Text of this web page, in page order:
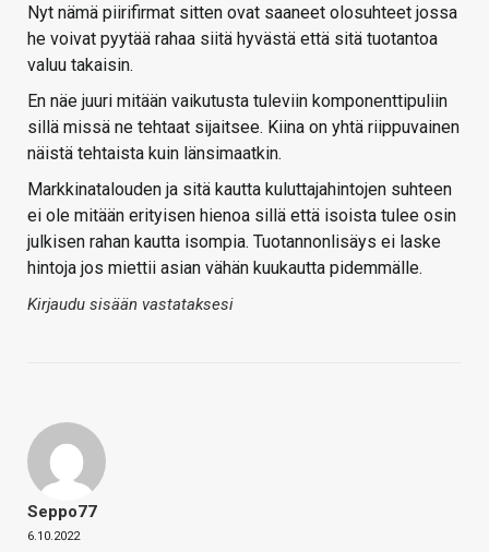
Nyt nämä piirifirmat sitten ovat saaneet olosuhteet jossa
he voivat pyytää rahaa siitä hyvästä että sitä tuotantoa
valuu takaisin.
En näe juuri mitään vaikutusta tuleviin komponenttipuliin
sillä missä ne tehtaat sijaitsee. Kiina on yhtä riippuvainen
näistä tehtaista kuin länsimaatkin.
Markkinatalouden ja sitä kautta kuluttajahintojen suhteen
ei ole mitään erityisen hienoa sillä että isoista tulee osin
julkisen rahan kautta isompia. Tuotannonlisäys ei laske
hintoja jos miettii asian vähän kuukautta pidemmälle.
Kirjaudu sisään vastataksesi
Seppo77
6.10.2022